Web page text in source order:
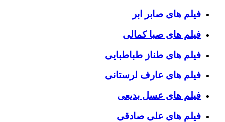
فیلم های صابر ابر
فیلم های صبا کمالی
فیلم های طناز طباطبایی
فیلم های عارف لرستانی
فیلم های عسل بدیعی
فیلم های علی صادقی